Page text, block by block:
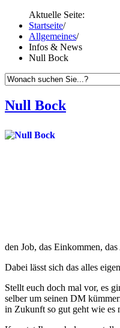
Aktuelle Seite:
Startseite/
Allgemeines/
Infos & News
Null Bock
Null Bock
den Job, das Einkommen,
Dabei lässt sich das alles
Stellt euch doch mal vor, es
selber um seinen DM
in Zukunft so gut geht wie es